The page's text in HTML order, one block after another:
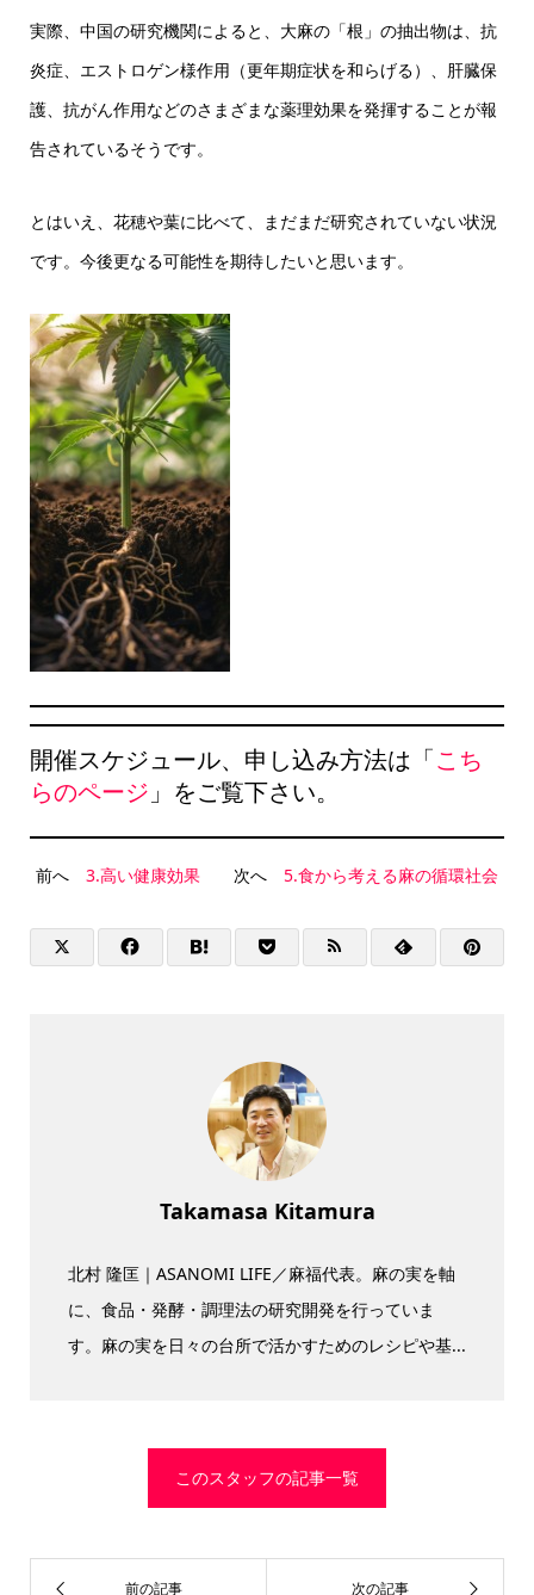
実際、中国の研究機関によると、大麻の「根」の抽出物は、抗
炎症、エストロゲン様作用（更年期症状を和らげる）、肝臓保
護、抗がん作用などのさまざまな薬理効果を発揮することが報
告されているそうです。
とはいえ、花穂や葉に比べて、まだまだ研究されていない状況
です。今後更なる可能性を期待したいと思います。
開催スケジュール、申し込み方法は「こち
らのページ 」をご覧下さい。
前へ 3.高い健康効果 次へ 5.食から考える麻の循環社会
Takamasa Kitamura
北村 隆匡｜ASANOMI LIFE／麻福代表。麻の実を軸
に、食品・発酵・調理法の研究開発を行っていま
す。麻の実を日々の台所で活かすためのレシピや基...
このスタッフの記事一覧